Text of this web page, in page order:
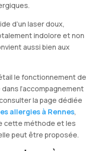
d’un laser doux,
indolore et non
aussi bien aux
le fonctionnement de
l’accompagnement
la page dédiée
allergies à Rennes,
cette méthode et les
peut être proposée.